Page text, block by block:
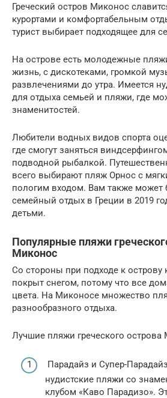
Греческий остров Миконос
курортами и комфортабельным
турист выбирает подходящее для
На острове есть молодежные
жизнь, с дискотеками, громкой
развлечениями до утра. Имеется
для отдыха семьей и пляжи, где
знаменитостей.
Любители водных видов спорта
где смогут заняться
подводной рыбалкой.
всего выбирают пляж Орнос с
пологим входом. Вам также может
семейный отдых в Греции в 2019
детьми.
Популярные пляжи
Миконос
Со стороны при подходе к острову
покрыт снегом, потому что все
цвета. На Миконосе множество
разнообразного отдыха.
Лучшие пляжи греческого острова
Парадайз и Супер-
нудистские пляжи со
клубом «Каво Парадизо».